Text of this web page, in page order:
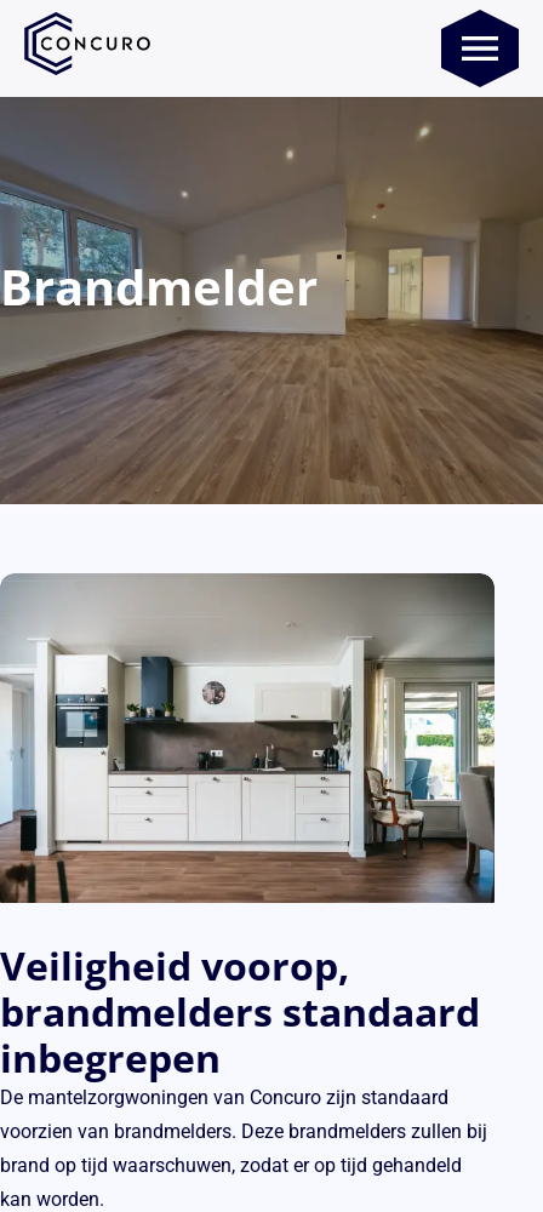
Brandmelder
Veiligheid voorop,
brandmelders standaard
inbegrepen
De mantelzorgwoningen van Concuro zijn standaard
voorzien van brandmelders. Deze brandmelders zullen bij
brand op tijd waarschuwen, zodat er op tijd gehandeld
kan worden.